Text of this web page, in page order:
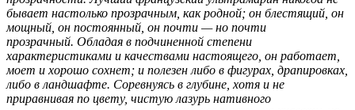
бывает настолько прозрачным, как родной; он блестящий, он
мощный, он постоянный, он почти — но почти
прозрачный. Обладая в подчиненной степени
характеристиками и качествами настоящего, он работает,
моет и хорошо сохнет; и полезен либо в фигурах, драпировках,
либо в ландшафте. Соревнуясь в глубине, хотя и не
приравнивая по цвету, чистую лазурь нативного